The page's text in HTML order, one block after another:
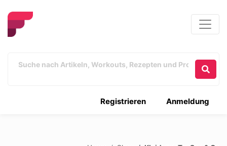
Anmeldung
Registrieren